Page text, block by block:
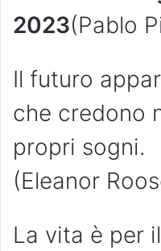
2023(Pablo
Il futuro
che credono
propri sogni.
(Eleanor
La vita è per